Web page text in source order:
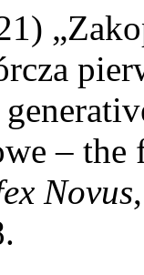
–
Novus